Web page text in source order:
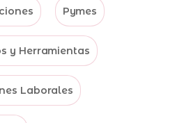
Pymes
y Herramientas
Laborales